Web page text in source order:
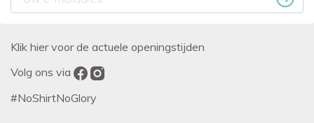
Klik hier voor de actuele openingstijden
Volg ons via
#NoShirtNoGlory